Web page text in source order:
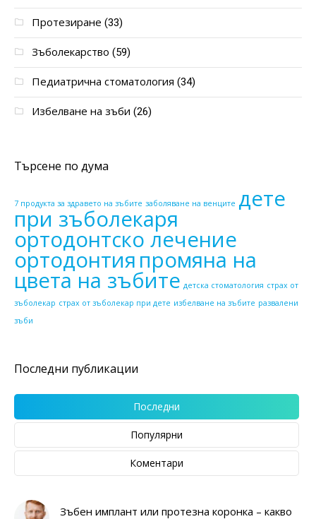
Протезиране (33)
Зъболекарство (59)
Педиатрична стоматология (34)
Избелване на зъби (26)
Търсене по дума
7 продукта за здравето на зъбите заболяване на венците дете
при зъболекаря
ортодонтско лечение
ортодонтия промяна на
цвета на зъбите детска стоматология страх от
зъболекар страх от зъболекар при дете избелване на зъбите развалени
зъби
Последни публикации
Последни
Популярни
Коментари
Зъбен имплант или протезна коронка – какво